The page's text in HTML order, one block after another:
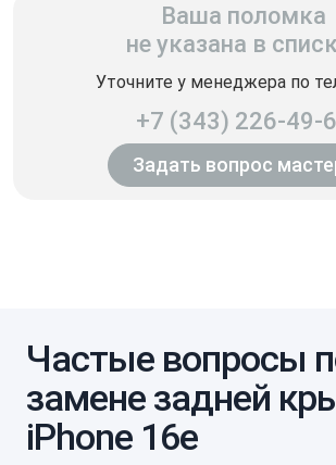
Ваша поломка
не указана в
Уточните у менеджера по
+7 (343) 226-49-
Задать вопрос
Частые вопросы
замене задней
iPhone 16e